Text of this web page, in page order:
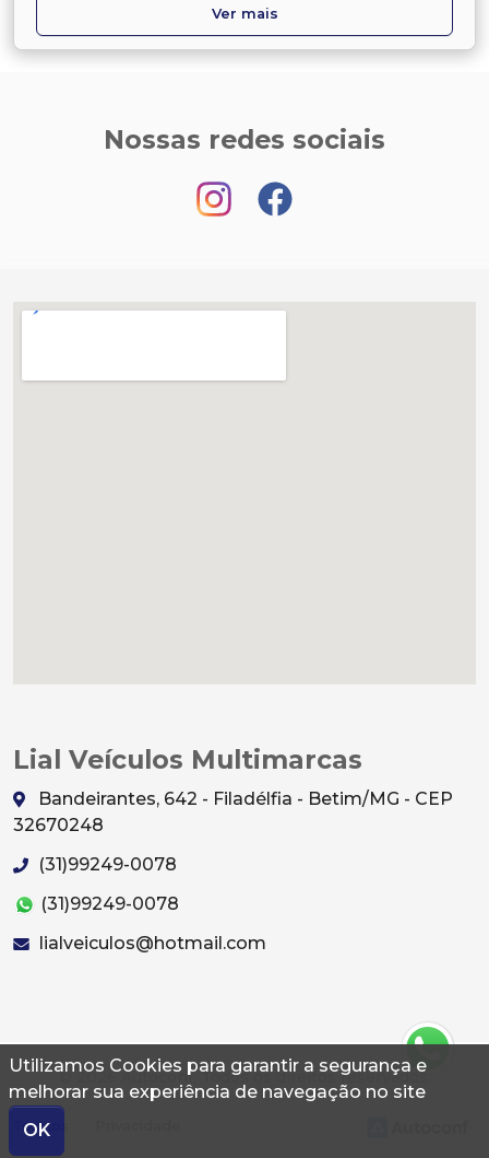
Utilizamos Cookies para garantir a segurança e
melhorar sua experiência de navegação no site
OK
Ver mais
Nossas redes sociais
Lial Veículos Multimarcas
Bandeirantes, 642 - Filadélfia - Betim/MG - CEP
32670248
(31)99249-0078
(31)99249-0078
lialveiculos@hotmail.com
© 2026 Autoconf. Todos os direitos reservados.
Termos